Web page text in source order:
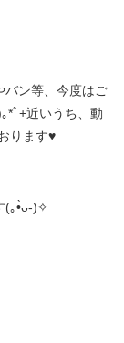
バン等、今度はご
*ﾟ+近いうち、動
ります♥
(｡•̀ᴗ-)✧